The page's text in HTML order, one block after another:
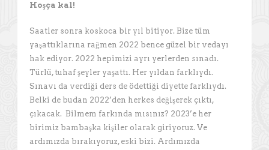
Hoşça kal!
Saatler sonra koskoca bir yıl bitiyor. Bize tüm
yaşattıklarına rağmen 2022 bence güzel bir vedayı
hak ediyor. 2022 hepimizi ayrı yerlerden sınadı.
Türlü, tuhaf şeyler yaşattı. Her yıldan farklıydı.
Sınavı da verdiği ders de ödettiği diyette farklıydı.
Belki de budan 2022’den herkes değişerek çıktı,
çıkacak. Bilmem farkında mısınız? 2023’e her
birimiz bambaşka kişiler olarak giriyoruz. Ve
ardımızda bırakıyoruz, eski bizi. Ardımızda